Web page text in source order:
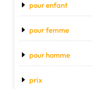
pour enfant
pour femme
pour homme
prix